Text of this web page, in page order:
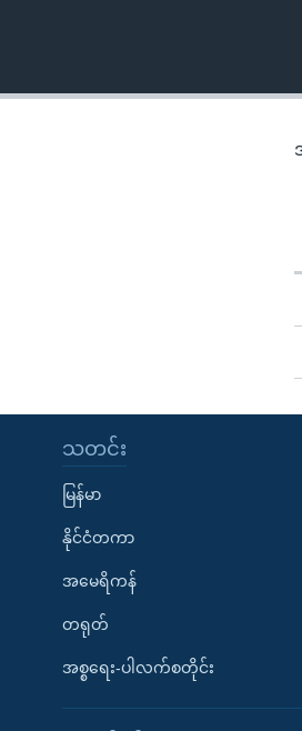
ကျော်
သတင်း
မြန်မာ
နိုင်ငံတကာ
အမေရိကန်
တရုတ်
အစ္စရေး-ပါလက်စတိုင်း